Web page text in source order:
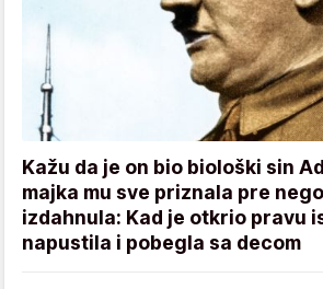
Kažu da je on bio biološki sin
majka mu sve priznala pre
izdahnula: Kad je otkrio pravu
napustila i pobegla sa decom